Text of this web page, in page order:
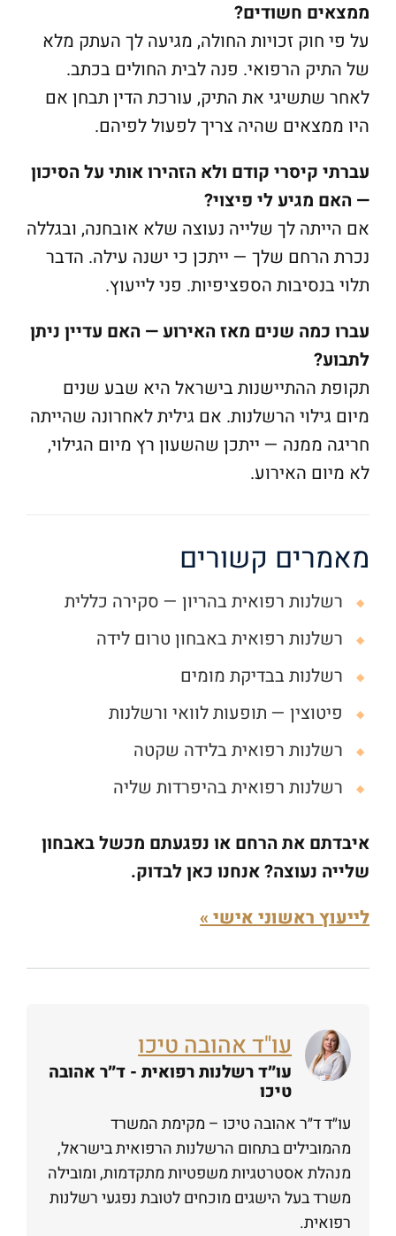
ממצאים חשודים?
על פי חוק זכויות החולה, מגיעה לך העתק מלא
של התיק הרפואי. פנה לבית החולים בכתב.
לאחר שתשיגי את התיק, עורכת הדין תבחן אם
היו ממצאים שהיה צריך לפעול לפיהם.
עברתי קיסרי קודם ולא הזהירו אותי על הסיכון
— האם מגיע לי פיצוי?
אם הייתה לך שלייה נעוצה שלא אובחנה, ובגללה
נכרת הרחם שלך — ייתכן כי ישנה עילה. הדבר
תלוי בנסיבות הספציפיות. פני לייעוץ.
עברו כמה שנים מאז האירוע — האם עדיין ניתן
לתבוע?
תקופת ההתיישנות בישראל היא שבע שנים
מיום גילוי הרשלנות. אם גילית לאחרונה שהייתה
חריגה ממנה — ייתכן שהשעון רץ מיום הגילוי,
לא מיום האירוע.
מאמרים קשורים
רשלנות רפואית בהריון — סקירה כללית
רשלנות רפואית באבחון טרום לידה
רשלנות בבדיקת מומים
פיטוצין — תופעות לוואי ורשלנות
רשלנות רפואית בלידה שקטה
רשלנות רפואית בהיפרדות שליה
איבדתם את הרחם או נפגעתם מכשל באבחון
שלייה נעוצה? אנחנו כאן לבדוק.
לייעוץ ראשוני אישי »
עו"ד אהובה טיכו
עו״ד רשלנות רפואית - ד״ר אהובה
טיכו
עו״ד ד״ר אהובה טיכו – מקימת המשרד
מהמובילים בתחום הרשלנות הרפואית בישראל,
מנהלת אסטרטגיות משפטיות מתקדמות, ומובילה
משרד בעל הישגים מוכחים לטובת נפגעי רשלנות
רפואית.